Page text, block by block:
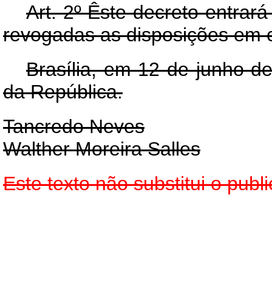
Art. 2º Êste decreto
revogadas as disposições em
Brasília, em 12 de junho
da República.
Tancredo Neves
Walther Moreira Salles
Este texto não substitui o